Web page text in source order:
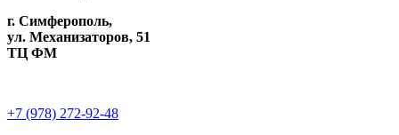
г. Симферополь,
ул. Механизаторов, 51
ТЦ ФМ
+7 (978) 272-92-48